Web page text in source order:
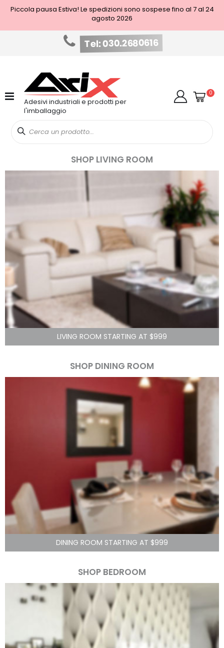
Piccola pausa Estiva! Le spedizioni sono sospese fino al 7 al 24
agosto 2026
Tel: 030.2680616
contenuto
Adesivi industriali e prodotti per
l'imballaggio
Cerca Cart
0
SHOP LIVING ROOM
LIVING ROOM STARTING AT $999
SHOP DINING ROOM
DINING ROOM STARTING AT $999
SHOP BEDROOM